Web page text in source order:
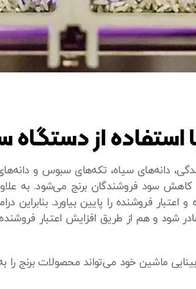
استفاده از دستگاه
دانه‌های سیاه، تکه‌های سبوس و
کاهش سود فروشندگان برنج می‌شود. به
و اعتبار فروشنده را پایین بیاورد.
شود و هم از طریق افزایش اعتبار
ماشین خود می‌تواند محصولات برنج